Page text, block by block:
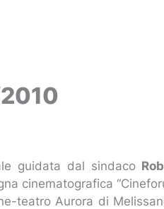
guidata dal sindaco
cinematografica
teatro Aurora di